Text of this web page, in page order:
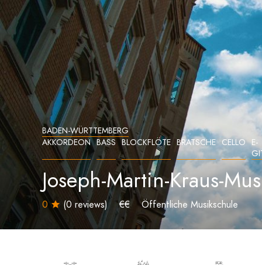
BADEN-WÜRTTEMBERG
AKKORDEON BASS BLOCKFLÖTE BRATSCHE CELLO E-
Joseph-Martin-Kraus-
0 (0 reviews) €€ Öffentliche Musikschule